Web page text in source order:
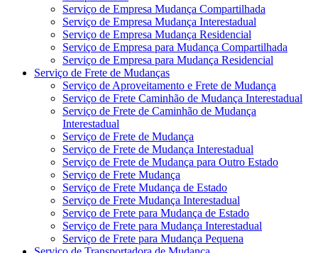
Serviço de Empresa Mudança Compartilhada
Serviço de Empresa Mudança Interestadual
Serviço de Empresa Mudança Residencial
Serviço de Empresa para Mudança Compartilhada
Serviço de Empresa para Mudança Residencial
Serviço de Frete de Mudanças
Serviço de Aproveitamento e Frete de Mudança
Serviço de Frete Caminhão de Mudança Interestadual
Serviço de Frete de Caminhão de Mudança
Interestadual
Serviço de Frete de Mudança
Serviço de Frete de Mudança Interestadual
Serviço de Frete de Mudança para Outro Estado
Serviço de Frete Mudança
Serviço de Frete Mudança de Estado
Serviço de Frete Mudança Interestadual
Serviço de Frete para Mudança de Estado
Serviço de Frete para Mudança Interestadual
Serviço de Frete para Mudança Pequena